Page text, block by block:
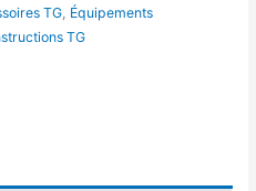
TG Équipements
TG